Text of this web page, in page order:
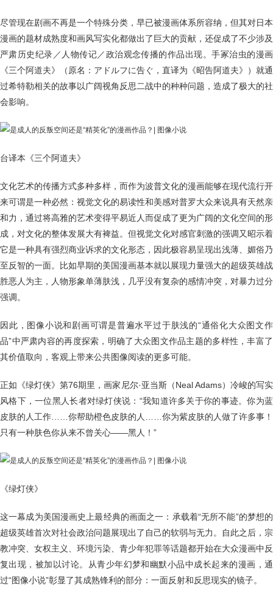
尽管现在剧画不再是一个特殊分类，早已被漫画体系所容纳，但其对日本
漫画的题材成熟度和画风写实化都做出了巨大的贡献，还促成了不少涉及
严肃历史纪录／人物传记／政治观念传播的作品出现。手冢治虫的漫画
《三个阿道夫》（原名：アドルフに告ぐ，直译为《昭告阿道夫》）就通
过希特勒相关的故事以广阔视角反思二战中的种种问题，造成了极大的社
会影响。
台译本《三个阿道夫》
文化艺术的传播方式多种多样，而作为波普文化的漫画能够在现代流行开
来可谓是一种必然：视觉文化的易读性和美感对普罗大众来说具有天然亲
和力，通过将高雅的艺术变得平易近人而促成了更为广阔的文化空间的形
成，对文化的整体发展大有裨益。但视觉文化对感官刺激的强调又昭示着
它是一种具有强烈商业诉求的文化形态，因此极容易呈现出浅薄、媚俗乃
至反智的一面。比如早期的美国漫画基本就以展现力量强大的超级英雄战
胜恶人为主，人物形象单薄肤浅，几乎没有复杂的感情冲突，对暴力过分
强调。
因此，图像小说和剧画可谓是普遍水平过于肤浅的“通俗化大众图文作
品”中严肃内容的再度探索，明确了大众图文作品主题的多样性，丰富了
其价值取向，客观上带来公共图像阅读的更多可能。
正如《绿灯侠》第76期里，画家尼尔·亚当斯（Neal Adams）冷峻的写实
风格下，一位黑人长者对绿灯侠说：“我知道许多关于你的事迹。你为蓝
皮肤的人工作……你帮助橙色皮肤的人……你为紫皮肤的人做了许多事！
只有一种肤色你从来不曾关心——黑人！”
《绿灯侠》
这一幕成为美国漫画史上最经典的画面之一：承载着“无所不能”的梦想的
超级英雄首次对社会政治问题展现出了自己的软弱与无力。自此之后，宗
教冲突、女权主义、环境污染、青少年犯罪等话题都开始在大众漫画中反
复出现，被加以讨论。从青少年幻梦和幽默小品中成长起来的漫画，通
过“图像小说”彰显了其成熟锋利的部分：一面反射和反思现实的镜子。